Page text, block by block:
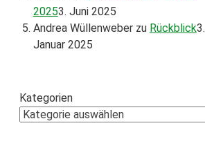
20253. Juni 2025
Andrea Wüllenweberzu Rückblick3.
Januar 2025
Kategorien